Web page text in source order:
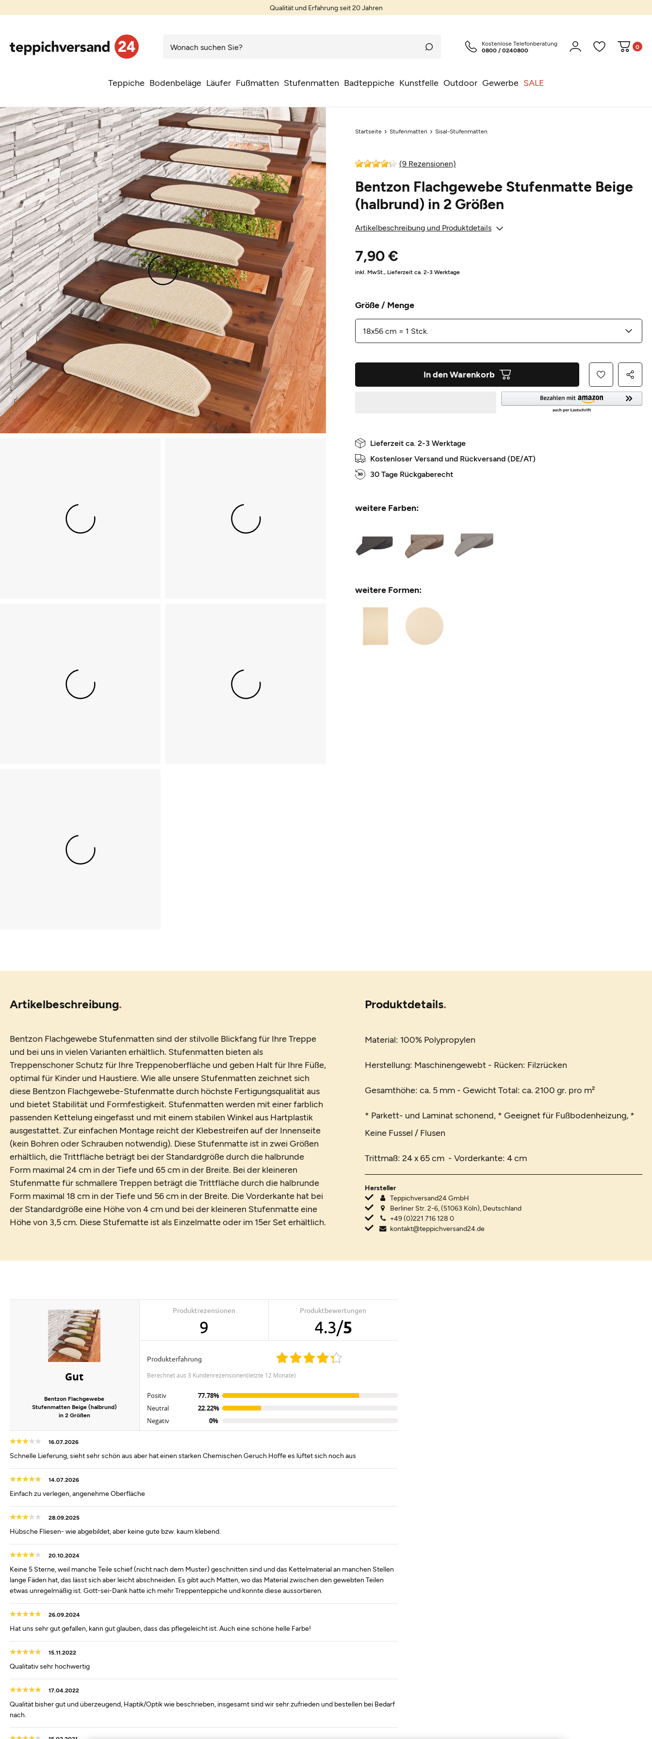
Qualität und Erfahrung seit 20 Jahren
Teppiche Bodenbeläge Läufer Fußmatten Stufenmatten Badteppiche Kunstfelle Outdoor Gewerbe SALE
Kostenlose Telefonberatung
0800 / 0240800
0
Startseite Stufenmatten Sisal-Stufenmatten
(9 Rezensionen)
Bentzon Flachgewebe Stufenmatte Beige
(halbrund) in 2 Größen
Artikelbeschreibung und Produktdetails
7,90 €
inkl. MwSt., Lieferzeit ca. 2-3 Werktage
Größe / Menge
In den Warenkorb
Lieferzeit ca. 2-3 Werktage
Kostenloser Versand und Rückversand (DE/AT)
30 Tage Rückgaberecht
weitere Farben:
weitere Formen:
Artikelbeschreibung
Bentzon Flachgewebe Stufenmatten sind der stilvolle Blickfang für Ihre Treppe
und bei uns in vielen Varianten erhältlich. Stufenmatten bieten als
Treppenschoner Schutz für Ihre Treppenoberfläche und geben Halt für Ihre Füße,
optimal für Kinder und Haustiere. Wie alle unsere Stufenmatten zeichnet sich
diese Bentzon Flachgewebe-Stufenmatte durch höchste Fertigungsqualität aus
und bietet Stabilität und Formfestigkeit. Stufenmatten werden mit einer farblich
passenden Kettelung eingefasst und mit einem stabilen Winkel aus Hartplastik
ausgestattet. Zur einfachen Montage reicht der Klebestreifen auf der Innenseite
(kein Bohren oder Schrauben notwendig). Diese Stufenmatte ist in zwei Größen
erhältlich, die Trittfläche beträgt bei der Standardgröße durch die halbrunde
Form maximal 24 cm in der Tiefe und 65 cm in der Breite. Bei der kleineren
Stufenmatte für schmallere Treppen beträgt die Trittfläche durch die halbrunde
Form maximal 18 cm in der Tiefe und 56 cm in der Breite. Die Vorderkante hat bei
der Standardgröße eine Höhe von 4 cm und bei der kleineren Stufenmatte eine
Höhe von 3,5 cm. Diese Stufematte ist als Einzelmatte oder im 15er Set erhältlich.
Produktdetails
Material: 100% Polypropylen
Herstellung: Maschinengewebt - Rücken: Filzrücken
Gesamthöhe: ca. 5 mm - Gewicht Total: ca. 2100 gr. pro m²
* Parkett- und Laminat schonend, * Geeignet für Fußbodenheizung, *
Keine Fussel / Flusen
Trittmaß: 24 x 65 cm - Vorderkante: 4 cm
Hersteller
Teppichversand24 GmbH
Berliner Str. 2-6, (51063 Köln), Deutschland
+49 (0)221 716 128 0
kontakt@teppichversand24.de
Gut
Bentzon Flachgewebe
Stufenmatten Beige (halbrund)
in 2 Größen
Produktrezensionen
9
Produktbewertungen
4.3/5
Produkterfahrung
berechnet aus 3 Kundenrezensionen(letzte 12 Monate)
Positiv
77.78%
Neutral
22.22%
Negativ
0%
16.07.2026
Schnelle Lieferung, sieht sehr schön aus aber hat einen starken Chemischen Geruch.Hoffe es lüftet sich noch aus
14.07.2026
Einfach zu verlegen, angenehme Oberfläche
28.09.2025
Hübsche Fliesen- wie abgebildet, aber keine gute bzw. kaum klebend.
20.10.2024
Keine 5 Sterne, weil manche Teile schief (nicht nach dem Muster) geschnitten sind und das Kettelmaterial an manchen Stellen
lange Fäden hat, das lässt sich aber leicht abschneiden. Es gibt auch Matten, wo das Material zwischen den gewebten Teilen
etwas unregelmäßig ist. Gott-sei-Dank hatte ich mehr Treppenteppiche und konnte diese aussortieren.
26.09.2024
Hat uns sehr gut gefallen, kann gut glauben, dass das pflegeleicht ist. Auch eine schöne helle Farbe!
15.11.2022
Qualitativ sehr hochwertig
17.04.2022
Qualität bisher gut und überzeugend, Haptik/Optik wie beschrieben, insgesamt sind wir sehr zufrieden und bestellen bei Bedarf
nach.